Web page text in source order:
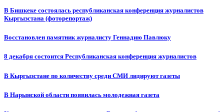
В Бишкеке состоялась республиканская конференция журналистов
Кыргызстана (фоторепортаж)
Восстановлен памятник журналисту Геннадию Павлюку
8 декабря состоится Республиканская конференция журналистов
В Кыргызстане по количеству среди СМИ лидируют газеты
В Нарынской области появилась молодежная газета